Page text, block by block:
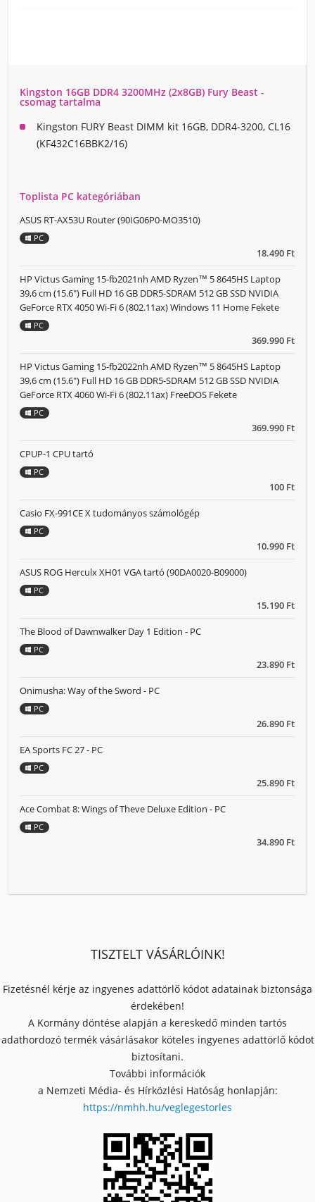
Kingston 16GB DDR4 3200MHz (2x8GB) Fury Beast -
csomag tartalma
Kingston FURY Beast DIMM kit 16GB, DDR4-3200, CL16
(KF432C16BBK2/16)
Toplista PC kategóriában
18.490 Ft
ASUS RT-AX53U Router (90IG06P0-MO3510)
PC
369.990 Ft
HP Victus Gaming 15-fb2021nh AMD Ryzen™ 5 8645HS Laptop
39,6 cm (15.6") Full HD 16 GB DDR5-SDRAM 512 GB SSD NVIDIA
GeForce RTX 4050 Wi-Fi 6 (802.11ax) Windows 11 Home Fekete
PC
369.990 Ft
HP Victus Gaming 15-fb2022nh AMD Ryzen™ 5 8645HS Laptop
39,6 cm (15.6") Full HD 16 GB DDR5-SDRAM 512 GB SSD NVIDIA
GeForce RTX 4060 Wi-Fi 6 (802.11ax) FreeDOS Fekete
PC
100 Ft
CPUP-1 CPU tartó
PC
10.990 Ft
Casio FX-991CE X tudományos számológép
PC
15.190 Ft
ASUS ROG Herculx XH01 VGA tartó (90DA0020-B09000)
PC
23.890 Ft
The Blood of Dawnwalker Day 1 Edition - PC
PC
26.890 Ft
Onimusha: Way of the Sword - PC
PC
25.890 Ft
EA Sports FC 27 - PC
PC
34.890 Ft
Ace Combat 8: Wings of Theve Deluxe Edition - PC
PC
TISZTELT VÁSÁRLÓINK!
Fizetésnél kérje az ingyenes adattörlő kódot adatainak biztonsága
érdekében!
A Kormány döntése alapján a kereskedő minden tartós
adathordozó termék vásárlásakor köteles ingyenes adattörlő kódot
biztosítani.
További információk
a Nemzeti Média- és Hírközlési Hatóság honlapján:
https://nmhh.hu/veglegestorles